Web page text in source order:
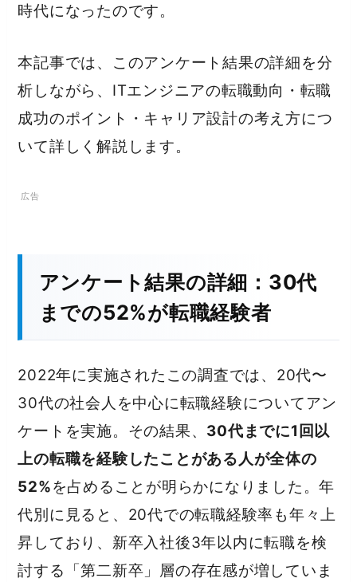
時代になったのです。
本記事では、このアンケート結果の詳細を分
析しながら、ITエンジニアの転職動向・転職
成功のポイント・キャリア設計の考え方につ
いて詳しく解説します。
アンケート結果の詳細：30代
までの52%が転職経験者
2022年に実施されたこの調査では、20代〜
30代の社会人を中心に転職経験についてアン
ケートを実施。その結果、 30代までに1回以
上の転職を経験したことがある人が全体の
52%を占めることが明らかになりました。年
代別に見ると、20代での転職経験率も年々上
昇しており、新卒入社後3年以内に転職を検
討する「第二新卒」層の存在感が増していま